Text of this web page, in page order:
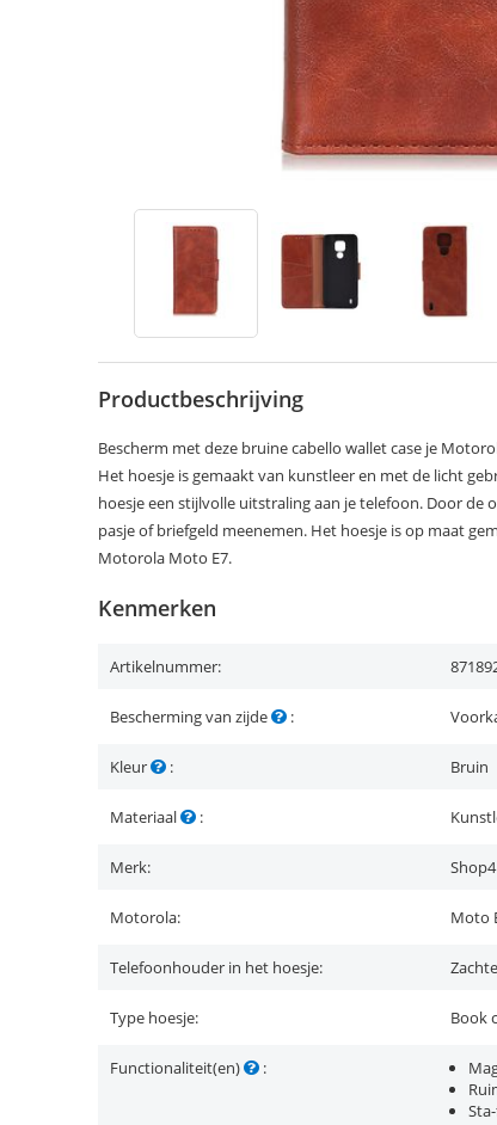
Productbeschrijving
Bescherm met deze bruine cabello wallet case je
Het hoesje is gemaakt van kunstleer en met de licht
hoesje een stijlvolle uitstraling aan je telefoon. Door de
pasje of briefgeld meenemen. Het hoesje is op maat
Motorola Moto E7.
Kenmerken
Artikelnummer:
Bescherming van zijde :
Kleur : Bruin
Materiaal :
Merk: Shop4
Motorola: Moto
Telefoonhouder in het hoesje:
Type hoesje: Book
Functionaliteit(en) :